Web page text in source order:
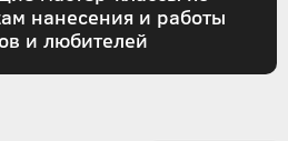
нанесения и работы
и любителей